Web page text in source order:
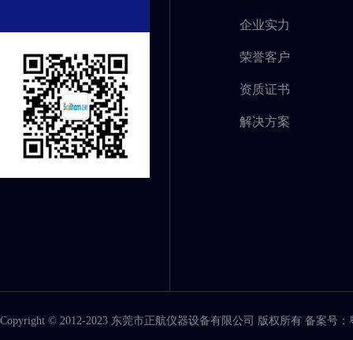
企业实力
荣誉客户
资质证书
解决方案
Copyright © 2012-2023 东莞市正航仪器设备有限公司 版权所有 备案号：